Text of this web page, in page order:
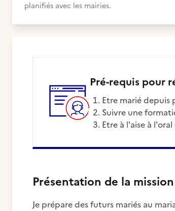
planifiés avec les mairies.
Pré-requis pour
Etre marié
Suivre une
Etre à l'aise à
Présentation de la mission
Je prépare des futurs mariés au